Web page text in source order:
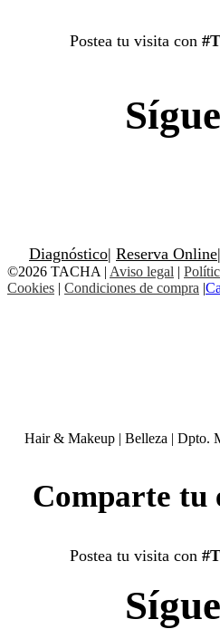
Postea tu visita con
Diagnóstico| Reserva Online|
©2026 TACHA | Aviso legal |
Cookies | Condiciones de compra |
Hair & Makeup | Belleza | Dpto.
Comparte tu
Postea tu visita con